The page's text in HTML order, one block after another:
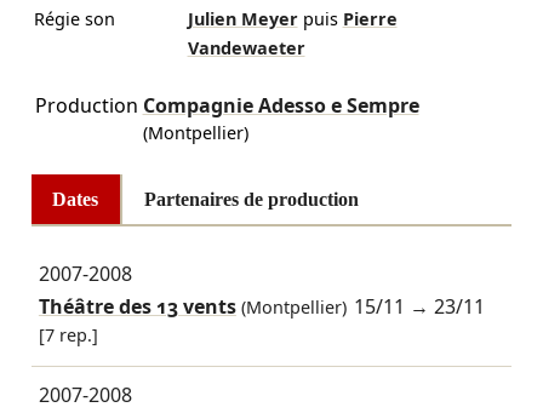
Régie son
Julien Meyer puis Pierre
Vandewaeter
Production Compagnie Adesso e Sempre
(Montpellier)
Dates Partenaires de production
2007-2008
Théâtre des 13 vents(Montpellier) 15/11 →23/11
[7 rep.]
2007-2008